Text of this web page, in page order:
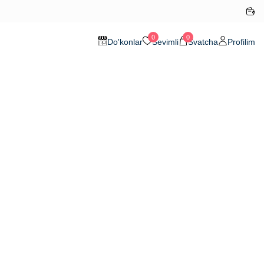
Do'konlar 0Sevimli 0Svatcha Profilim